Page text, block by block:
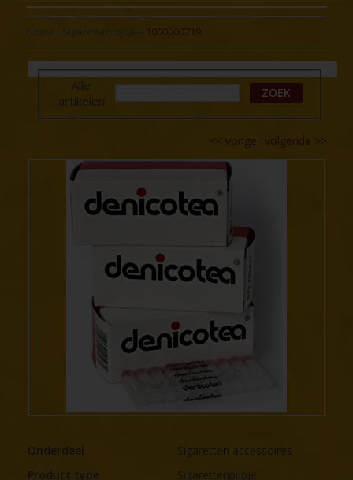
1000000719
Alle
artikelen
ZOEK
volgende >>
<< vorige
Onderdeel
Sigaretten accessoires
Product type
Sigarettenpijpje